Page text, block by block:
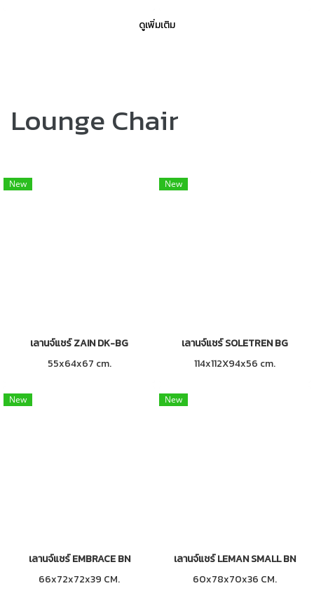
ดูเพิ่มเติม
Lounge Chair
New
เลานจ์แชร์ ZAIN DK-BG
55x64x67 cm.
New
เลานจ์แชร์ SOLETREN BG
114x112X94x56 cm.
New
เลานจ์แชร์ EMBRACE BN
66x72x72x39 CM.
New
เลานจ์แชร์ LEMAN SMALL BN
60x78x70x36 CM.